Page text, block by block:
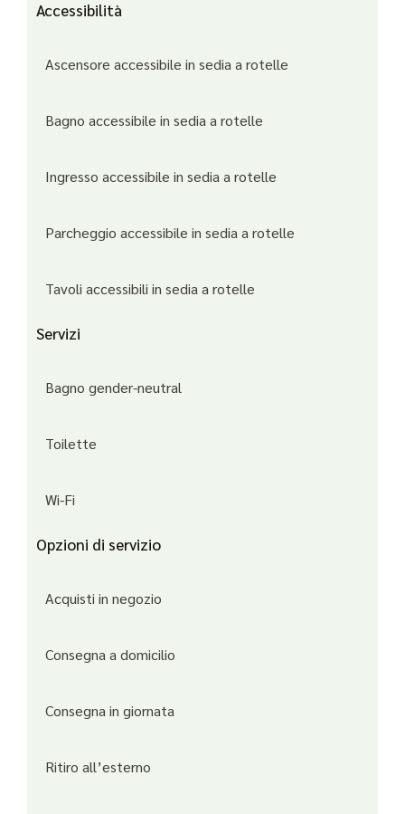
Accessibilità
Ascensore accessibile in sedia a rotelle
Bagno accessibile in sedia a rotelle
Ingresso accessibile in sedia a rotelle
Parcheggio accessibile in sedia a rotelle
Tavoli accessibili in sedia a rotelle
Servizi
Bagno gender-neutral
Toilette
Wi-Fi
Opzioni di servizio
Acquisti in negozio
Consegna a domicilio
Consegna in giornata
Ritiro all’esterno